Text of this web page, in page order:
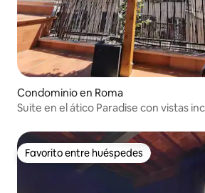
Condominio en Roma
Suite en el ático Paradise con vistas
Favorito entre huéspedes
Favorito entre huéspedes